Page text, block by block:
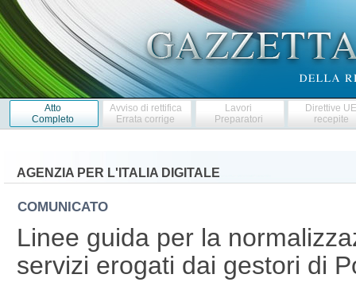
Atto
Completo
Avviso di rettifica
Errata corrige
Lavori
Preparatori
Direttive
recepite
AGENZIA PER L'ITALIA DIGITALE
COMUNICATO
Linee guida per la
servizi erogati dai gestori di